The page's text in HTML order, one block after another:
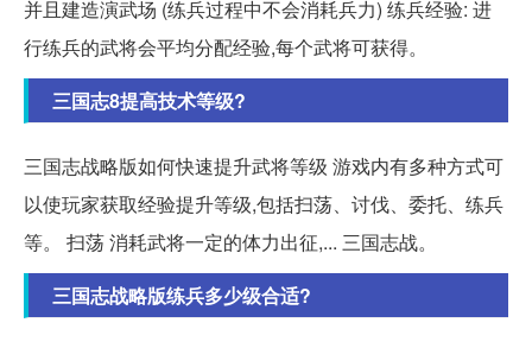
并且建造演武场 (练兵过程中不会消耗兵力) 练兵经验: 进
行练兵的武将会平均分配经验,每个武将可获得。
三国志8提高技术等级?
三国志战略版如何快速提升武将等级 游戏内有多种方式可
以使玩家获取经验提升等级,包括扫荡、讨伐、委托、练兵
等。 扫荡 消耗武将一定的体力出征,... 三国志战。
三国志战略版练兵多少级合适?